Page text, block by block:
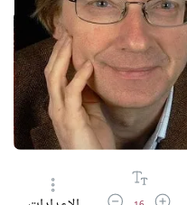
زيادة حجم الخطتقليل حجم الخط